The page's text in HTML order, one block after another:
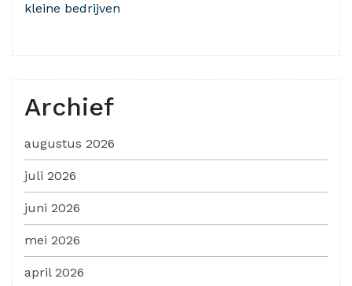
kleine bedrijven
Archief
augustus 2026
juli 2026
juni 2026
mei 2026
april 2026